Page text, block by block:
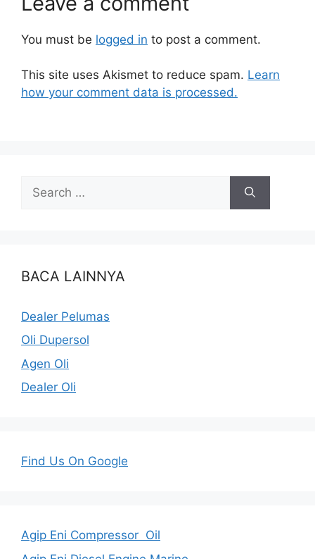
You must be logged in to post a comment.
This site uses Akismet to reduce spam. Learn
how your comment data is processed.
BACA LAINNYA
Dealer Pelumas
Oli Dupersol
Agen Oli
Dealer Oli
Find Us On Google
Agip Eni Compressor Oil